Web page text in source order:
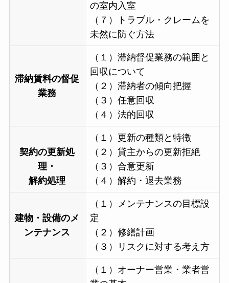
の室内入室
（７）トラブル・クレームを
未然に防ぐ方法
滞納賃料の督促
業務
（１）滞納督促業務の範囲と
回収について
（２）滞納者の傾向把握
（３）任意回収
（４）法的回収
契約の更新処
理 ・
解約処理
（１）更新の種類と特徴
（２）貸主からの更新拒絶
（３）合意更新
（４）解約・退去業務
建物・設備のメ
ンテナンス
（１）メンテナンスの目標設
定
（２）修繕計画
（３）リスクに対する考え方
（１）オーナー営業・業者営